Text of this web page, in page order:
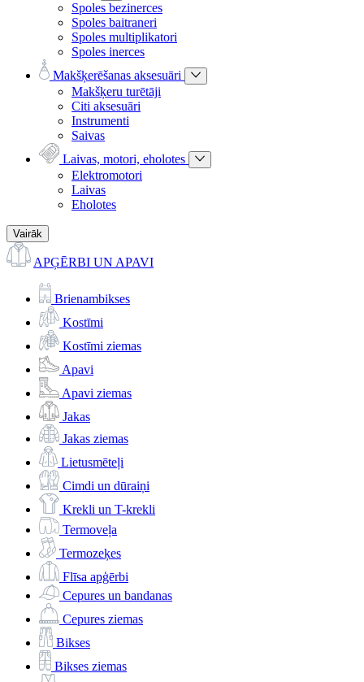
Spoles bezinerces
Spoles baitraneri
Spoles multiplikatori
Spoles inerces
Makšķerēšanas aksesuāri
Makšķeru turētāji
Citi aksesuāri
Instrumenti
Saivas
Laivas, motori, eholotes
Elektromotori
Laivas
Eholotes
Vairāk
APĢĒRBI UN APAVI
Brienambikses
Kostīmi
Kostīmi ziemas
Apavi
Apavi ziemas
Jakas
Jakas ziemas
Lietusmēteļi
Cimdi un dūraiņi
Krekli un T-krekli
Termoveļa
Termozeķes
Flīsa apģērbi
Cepures un bandanas
Cepures ziemas
Bikses
Bikses ziemas